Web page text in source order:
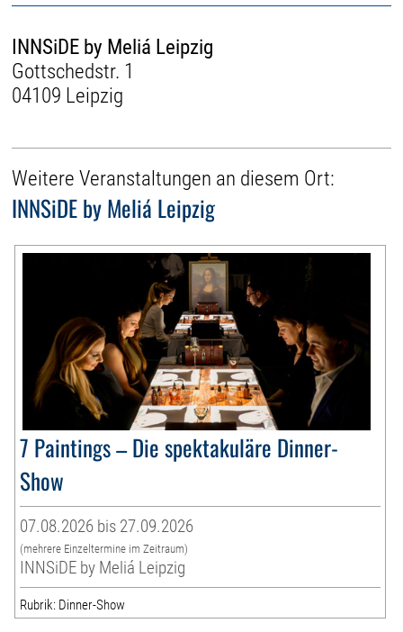
INNSiDE by Meliá Leipzig
Gottschedstr. 1
04109 Leipzig
Weitere Veranstaltungen an diesem Ort:
INNSiDE by Meliá Leipzig
7 Paintings – Die spektakuläre Dinner-
Show
07.08.2026 bis 27.09.2026
(mehrere Einzeltermine im Zeitraum)
INNSiDE by Meliá Leipzig
Rubrik: Dinner-Show